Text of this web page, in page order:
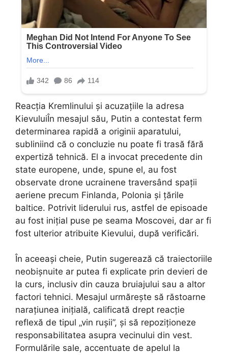
Reacția Kremlinului și acuzațiile la adresa
KievuluiÎn mesajul său, Putin a contestat ferm
determinarea rapidă a originii aparatului,
subliniind că o concluzie nu poate fi trasă fără
expertiză tehnică. El a invocat precedente din
state europene, unde, spune el, au fost
observate drone ucrainene traversând spații
aeriene precum Finlanda, Polonia și țările
baltice. Potrivit liderului rus, astfel de episoade
au fost inițial puse pe seama Moscovei, dar ar fi
fost ulterior atribuite Kievului, după verificări.
În aceeași cheie, Putin sugerează că traiectoriile
neobișnuite ar putea fi explicate prin devieri de
la curs, inclusiv din cauza bruiajului sau a altor
factori tehnici. Mesajul urmărește să răstoarne
narațiunea inițială, calificată drept reacție
reflexă de tipul „vin rușii”, și să repoziționeze
responsabilitatea asupra vecinului din vest.
Formulările sale, accentuate de apelul la